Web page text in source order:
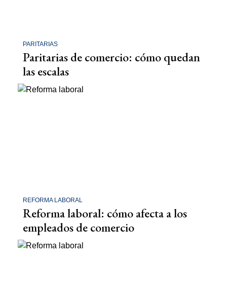
PARITARIAS
Paritarias de comercio: cómo quedan
las escalas
REFORMA LABORAL
Reforma laboral: cómo afecta a los
empleados de comercio